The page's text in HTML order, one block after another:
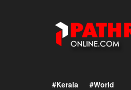
#Kerala #World